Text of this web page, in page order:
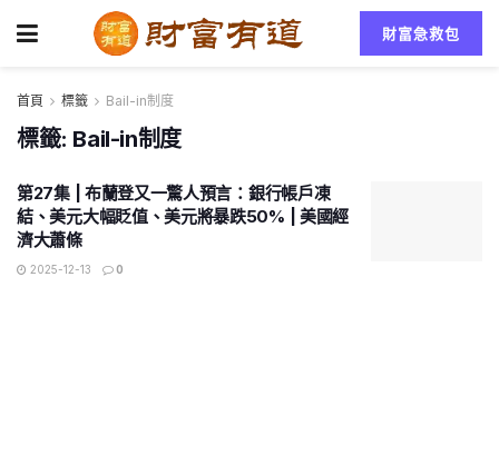
財富急救包
首頁 標籤 Bail-in制度
標籤: Bail-in制度
第27集 | 布蘭登又一驚人預言：銀行帳戶凍
結、美元大幅貶值、美元將暴跌50% | 美國經
濟大蕭條
2025-12-13 0